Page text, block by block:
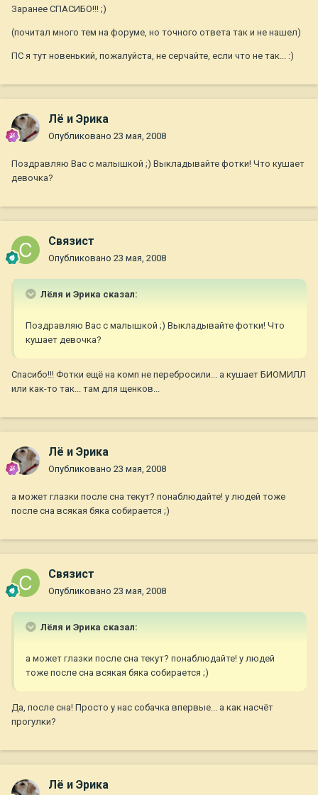
Заранее СПАСИБО!!! ;)
(почитал много тем на форуме, но точного ответа так и не нашел)
ПС я тут новенький, пожалуйста, не серчайте, если что не так... :)
Лё и Эрика
Опубликовано 23 мая, 2008
Поздравляю Вас с малышкой ;) Выкладывайте фотки! Что кушает
девочка?
Связист
Опубликовано 23 мая, 2008
Лёля и Эрика сказал:
Поздравляю Вас с малышкой ;) Выкладывайте фотки! Что
кушает девочка?
Спасибо!!! Фотки ещё на комп не перебросили... а кушает БИОМИЛЛ
или как-то так... там для щенков...
Лё и Эрика
Опубликовано 23 мая, 2008
а может глазки после сна текут? понаблюдайте! у людей тоже
после сна всякая бяка собирается ;)
Связист
Опубликовано 23 мая, 2008
Лёля и Эрика сказал:
а может глазки после сна текут? понаблюдайте! у людей
тоже после сна всякая бяка собирается ;)
Да, после сна! Просто у нас собачка впервые... а как насчёт
прогулки?
Лё и Эрика